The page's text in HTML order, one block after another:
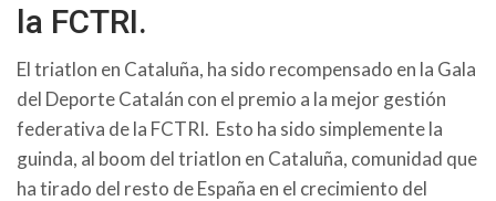
la FCTRI.
El triatlon en Cataluña, ha sido recompensado en la Gala
del Deporte Catalán con el premio a la mejor gestión
federativa de la FCTRI. Esto ha sido simplemente la
guinda, al boom del triatlon en Cataluña, comunidad que
ha tirado del resto de España en el crecimiento del